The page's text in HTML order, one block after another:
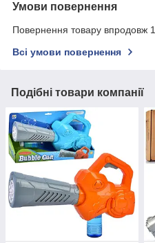
Умови повернення
Повернення товару впродовж
Всі умови повернення
Подібні товари компанії